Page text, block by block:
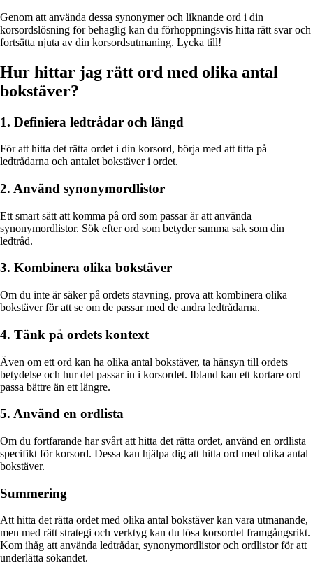
Genom att använda dessa synonymer och liknande ord i din
korsordslösning för behaglig kan du förhoppningsvis hitta rätt svar och
fortsätta njuta av din korsordsutmaning. Lycka till!
Hur hittar jag rätt ord med olika antal
bokstäver?
1. Definiera ledtrådar och längd
För att hitta det rätta ordet i din korsord, börja med att titta på
ledtrådarna och antalet bokstäver i ordet.
2. Använd synonymordlistor
Ett smart sätt att komma på ord som passar är att använda
synonymordlistor. Sök efter ord som betyder samma sak som din
ledtråd.
3. Kombinera olika bokstäver
Om du inte är säker på ordets stavning, prova att kombinera olika
bokstäver för att se om de passar med de andra ledtrådarna.
4. Tänk på ordets kontext
Även om ett ord kan ha olika antal bokstäver, ta hänsyn till ordets
betydelse och hur det passar in i korsordet. Ibland kan ett kortare ord
passa bättre än ett längre.
5. Använd en ordlista
Om du fortfarande har svårt att hitta det rätta ordet, använd en ordlista
specifikt för korsord. Dessa kan hjälpa dig att hitta ord med olika antal
bokstäver.
Summering
Att hitta det rätta ordet med olika antal bokstäver kan vara utmanande,
men med rätt strategi och verktyg kan du lösa korsordet framgångsrikt.
Kom ihåg att använda ledtrådar, synonymordlistor och ordlistor för att
underlätta sökandet.